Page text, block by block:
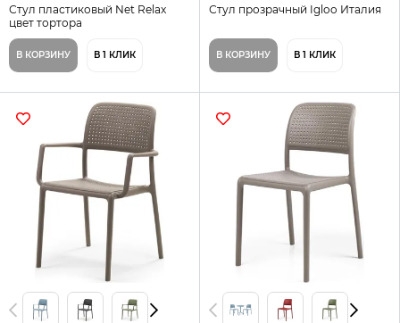
Стул пластиковый Net Relax
цвет тортора
В КОРЗИНУ В 1 КЛИК
Стул прозрачный Igloo Италия
В КОРЗИНУ В 1 КЛИК